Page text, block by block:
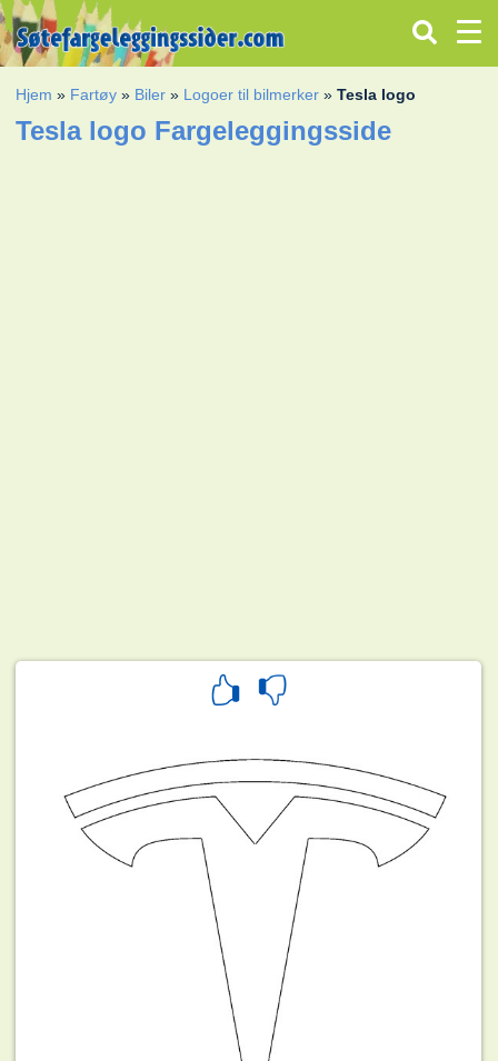
Hjem » Fartøy » Biler » Logoer til bilmerker »Tesla logo
Tesla logo Fargeleggingsside